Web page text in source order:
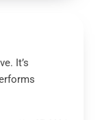
It’s